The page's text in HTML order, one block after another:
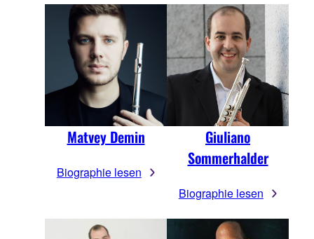
Matvey Demin
Biographie lesen
Giuliano
Sommerhalder
Biographie lesen